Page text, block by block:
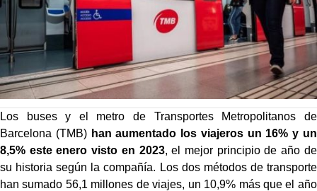
Los buses y el metro de Transportes Metropolitanos de
Barcelona (TMB) han aumentado los viajeros un 16% y un
8,5% este enero visto en 2023, el mejor principio de año de
su historia según la compañía. Los dos métodos de transporte
han sumado 56,1 millones de viajes, un 10,9% más que el año